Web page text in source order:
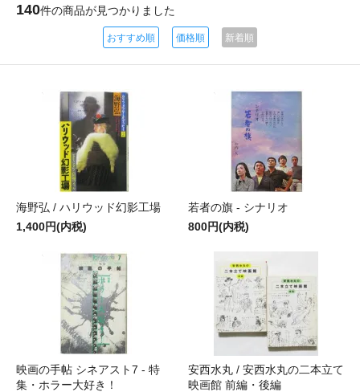
140件の商品が見つかりました
おすすめ順 価格順 新着順
海野弘 / ハリウッド幻影工場
1,400円(内税)
若者の旗 - シナリオ
800円(内税)
映画の手帖 シネアスト7 - 特
集・ホラー大好き！
安西水丸 / 安西水丸の二本立て
映画館 前編・後編